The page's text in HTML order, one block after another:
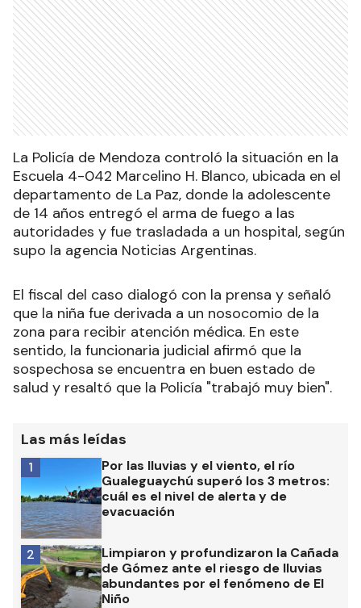
La Policía de Mendoza controló la situación en la
Escuela 4-042 Marcelino H. Blanco, ubicada en el
departamento de La Paz, donde la adolescente
de 14 años entregó el arma de fuego a las
autoridades y fue trasladada a un hospital, según
supo la agencia Noticias Argentinas.
El fiscal del caso dialogó con la prensa y señaló
que la niña fue derivada a un nosocomio de la
zona para recibir atención médica. En este
sentido, la funcionaria judicial afirmó que la
sospechosa se encuentra en buen estado de
salud y resaltó que la Policía "trabajó muy bien".
Las más leídas
Por las lluvias y el viento, el río
Gualeguaychú superó los 3 metros:
cuál es el nivel de alerta y de
evacuación
1
Limpiaron y profundizaron la Cañada
de Gómez ante el riesgo de lluvias
abundantes por el fenómeno de El
Niño
2